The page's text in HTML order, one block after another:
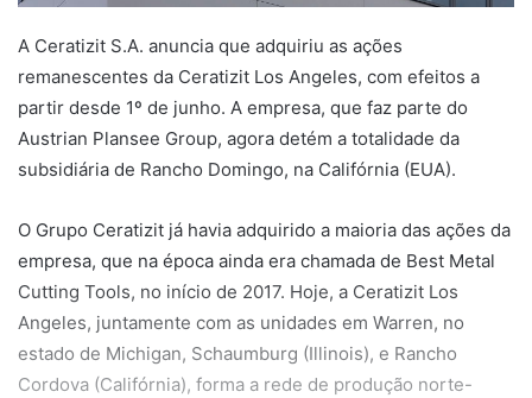
A Ceratizit S.A. anuncia que adquiriu as ações
remanescentes da Ceratizit Los Angeles, com efeitos a
partir desde 1º de junho. A empresa, que faz parte do
Austrian Plansee Group, agora detém a totalidade da
subsidiária de Rancho Domingo, na Califórnia (EUA).
O Grupo Ceratizit já havia adquirido a maioria das ações da
empresa, que na época ainda era chamada de Best Metal
Cutting Tools, no início de 2017. Hoje, a Ceratizit Los
Angeles, juntamente com as unidades em Warren, no
estado de Michigan, Schaumburg (Illinois), e Rancho
Cordova (Califórnia), forma a rede de produção norte-